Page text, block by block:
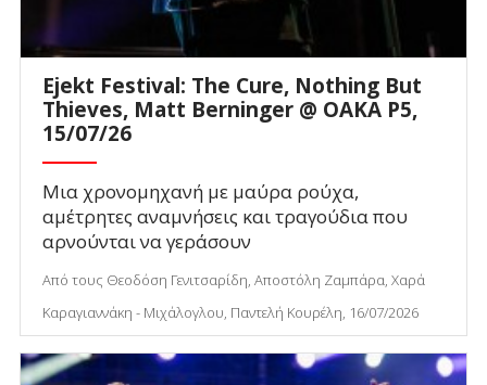
Ejekt Festival: The Cure, Nothing But
Thieves, Matt Berninger @ ΟΑΚΑ P5,
15/07/26
Μια χρονομηχανή με μαύρα ρούχα,
αμέτρητες αναμνήσεις και τραγούδια που
αρνούνται να γεράσουν
Από τους Θεοδόση Γενιτσαρίδη, Αποστόλη Ζαμπάρα, Χαρά
Καραγιαννάκη - Μιχάλογλου, Παντελή Κουρέλη, 16/07/2026